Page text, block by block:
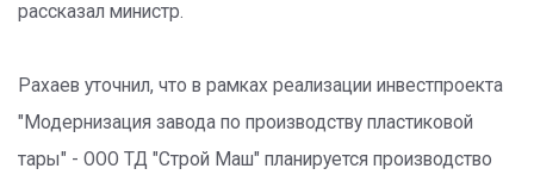
рассказал министр.
Рахаев уточнил, что в рамках реализации инвестпроекта
"Модернизация завода по производству пластиковой
тары" - ООО ТД "Строй Маш" планируется производство